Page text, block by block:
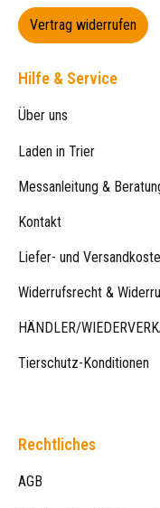
Vertrag widerrufen
Hilfe & Service
Über uns
Laden in Trier
Messanleitung &
Kontakt
Liefer- und
Widerrufsrecht &
HÄNDLER/
Tierschutz-Konditionen
Rechtliches
AGB